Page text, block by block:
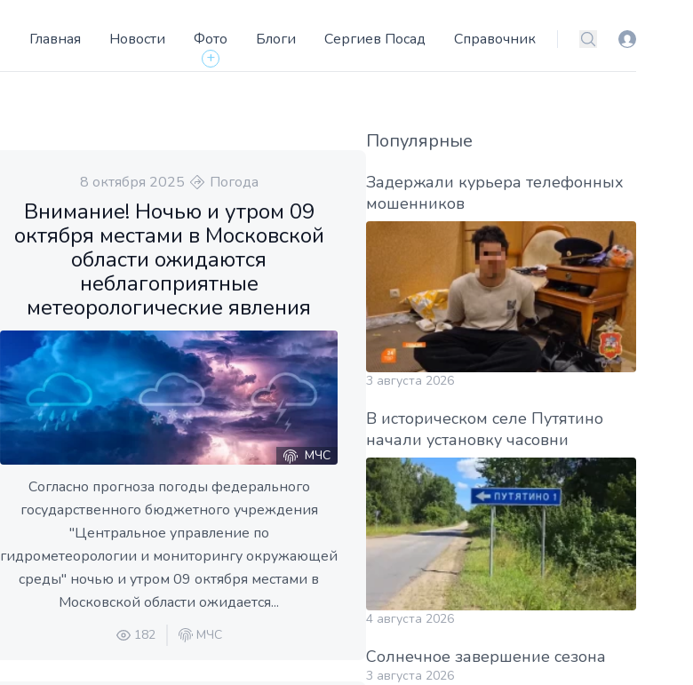
Главная Новости
Фото
+
Блоги Сергиев Посад Справочник Поиск Вход
8 октября 2025 Погода
Внимание! Ночью и утром 09
октября местами в Московской
области ожидаются
неблагоприятные
метеорологические явления
МЧС
Согласно прогноза погоды федерального
государственного бюджетного учреждения
"Центральное управление по
гидрометеорологии и мониторингу окружающей
среды" ночью и утром 09 октября местами в
Московской области ожидается...
182 МЧС
Популярные
Задержали курьера телефонных
мошенников
3 августа 2026
В историческом селе Путятино
начали установку часовни
4 августа 2026
Солнечное завершение сезона
3 августа 2026